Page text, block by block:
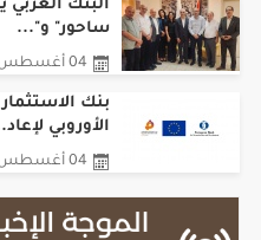
البنك العربي
ساحور" و"...
04 أغسطس، 2026 - 03:08pm
بنك
الأوروبي
04 أغسطس، 2026 - 03:08pm